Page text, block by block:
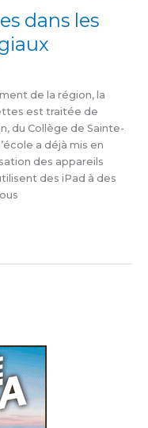
dans les
de la région, la
est traitée de
du Collège de Sainte-
a déjà mis en
des appareils
des iPad à des